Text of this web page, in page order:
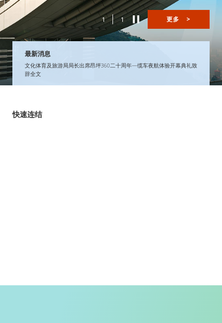
1 1 更多 >
最新消息
文化体育及旅游局局长出席昂坪360二十周年—缆车夜航体验开幕典礼致
辞全文
快速连结